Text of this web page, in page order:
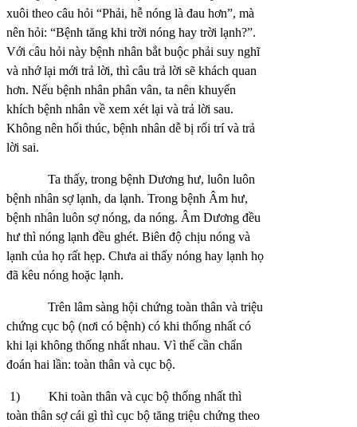
xuôi theo câu hỏi “Phải, hễ nóng là đau hơn”, mà
nên hỏi: “Bệnh tăng khi trời nóng hay trời lạnh?”.
Với câu hỏi này bệnh nhân bắt buộc phải suy nghĩ
và nhớ lại mới trả lời, thì câu trả lời sẽ khách quan
hơn. Nếu bệnh nhân phân vân, ta nên khuyến
khích bệnh nhân về xem xét lại và trả lời sau.
Không nên hối thúc, bệnh nhân dễ bị rối trí và trả
lời sai.
Ta thấy, trong bệnh Dương hư, luôn luôn
bệnh nhân sợ lạnh, da lạnh. Trong bệnh Âm hư,
bệnh nhân luôn sợ nóng, da nóng. Âm Dương đều
hư thì nóng lạnh đều ghét. Biên độ chịu nóng và
lạnh của họ rất hẹp. Chưa ai thấy nóng hay lạnh họ
đã kêu nóng hoặc lạnh.
Trên lâm sàng hội chứng toàn thân và triệu
chứng cục bộ (nơi có bệnh) có khi thống nhất có
khi lại không thống nhất nhau. Vì thế cần chẩn
đoán hai lần: toàn thân và cục bộ.
1)
Khi toàn thân và cục bộ thống nhất thì
toàn thân sợ cái gì thì cục bộ tăng triệu chứng theo